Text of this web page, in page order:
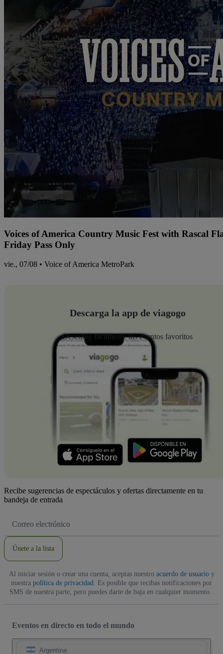
Voices of America Country Music Fest with Rascal
Friday Pass Only
vie., 07/08 • Voice of America MetroPark
Descarga la app de viagogo
Descubre fácilmente tus eventos favoritos
Recibe sugerencias de espectáculos y ofertas directamente en tu
bandeja de entrada
de
Únete a la lista
Al iniciar sesión o crear una cuenta, aceptas nuestro acuerdo de usuarioy
nuestra política de privacidad. Es posible que recibas notificaciones por
SMS de nuestra parte, pero puedes darte de baja en cualquier momento.
Eventos en directo en todo el mundo
Argentina